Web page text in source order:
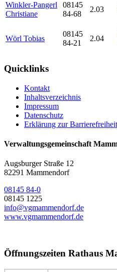
Winkler-Pangerl
Christiane
08145
84-68
2.03
Wörl Tobias
08145
84-21
2.04
Quicklinks
Kontakt
Inhaltsverzeichnis
Impressum
Datenschutz
Erklärung zur Barrierefreiheit
Verwaltungsgemeinschaft
Augsburger Straße 12
82291 Mammendorf
08145 84-0
08145 1225
info@vgmammendorf.de
www.vgmammendorf.de
Öffnungszeiten Rathaus